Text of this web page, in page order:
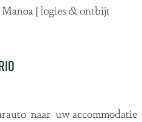
Manoa | logies & ontbijt
naar uw accommodatie